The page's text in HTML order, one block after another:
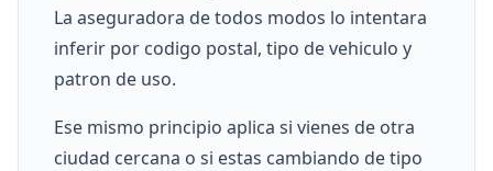
La aseguradora de todos modos lo intentara
inferir por codigo postal, tipo de vehiculo y
patron de uso.
Ese mismo principio aplica si vienes de otra
ciudad cercana o si estas cambiando de tipo